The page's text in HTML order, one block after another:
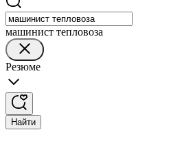
машинист тепловоза
Резюме
Найти